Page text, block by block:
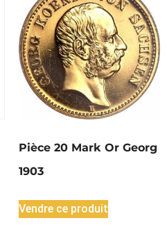
Pièce 20 Mark Or Georg
1903
Vendre ce produit